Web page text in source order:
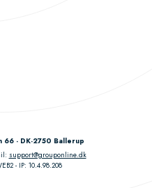
66 - DK-2750 Ballerup
support@grouponline.dk
IP: 10.4.98.208